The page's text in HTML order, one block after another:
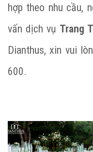
hợp theo nhu cầu,
vấn dịch vụ Trang
Dianthus, xin vui
600.